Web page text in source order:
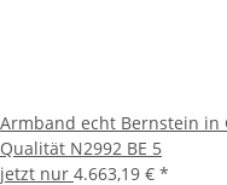
Armband echt Bernstein in
Qualität N2992 BE 5
jetzt nur 4.663,19 € *